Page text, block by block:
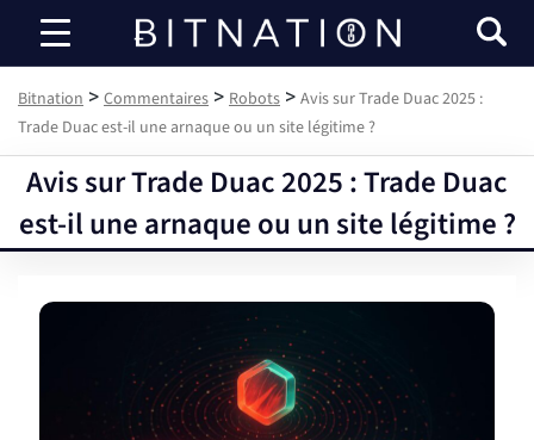
Bitnation
Bitnation > Commentaires > Robots > Avis sur Trade Duac 2025 :
Trade Duac est-il une arnaque ou un site légitime ?
Avis sur Trade Duac 2025 : Trade Duac
est-il une arnaque ou un site légitime ?